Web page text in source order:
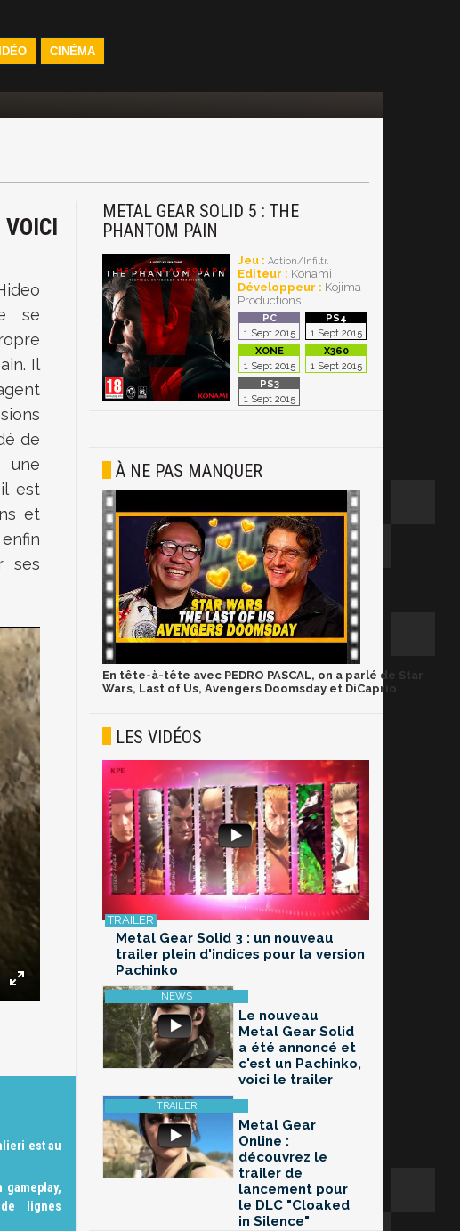
CINÉMA
VOICI
se
Il
de
une
est
et
ses
est au
gameplay,
lignes
METAL GEAR SOLID 5 : THE
PHANTOM PAIN
Jeu : Action/Infiltr.
Editeur : Konami
Développeur : Kojima
Productions
1 Sept 2015 1 Sept 2015
1 Sept 2015 1 Sept 2015
1 Sept 2015
À NE PAS MANQUER
En tête-à-tête avec PEDRO PASCAL, on a parlé de Star
Wars, Last of Us, Avengers Doomsday et DiCaprio
LES VIDÉOS
Metal Gear Solid 3 : un nouveau
trailer plein d'indices pour la version
Pachinko
Le nouveau
Metal Gear Solid
a été annoncé et
c'est un Pachinko,
voici le trailer
Metal Gear
Online :
découvrez le
trailer de
lancement pour
le DLC "Cloaked
in Silence"